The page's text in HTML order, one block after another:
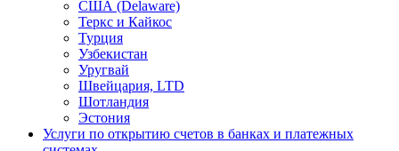
США (Delaware)
Теркс и Кайкос
Турция
Узбекистан
Уругвай
Швейцария, LTD
Шотландия
Эстония
Услуги по открытию счетов в банках и платежных